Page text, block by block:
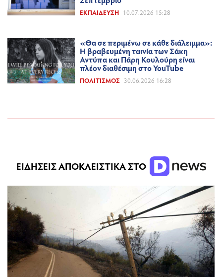
ΕΚΠΑΊΔΕΥΣΗ 10.07.2026 15:28
«Θα σε περιμένω σε κάθε διάλειμμα»:
Η βραβευμένη ταινία των Σάκη
Αντύπα και Πάρη Κουλούρη είναι
πλέον διαθέσιμη στο YouTube
ΠΟΛΙΤΙΣΜΌΣ 30.06.2026 16:28
ΕΙΔΗΣΕΙΣ ΑΠΟΚΛΕΙΣΤΙΚΑ ΣΤΟ